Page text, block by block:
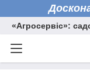
«Агросервіс»: